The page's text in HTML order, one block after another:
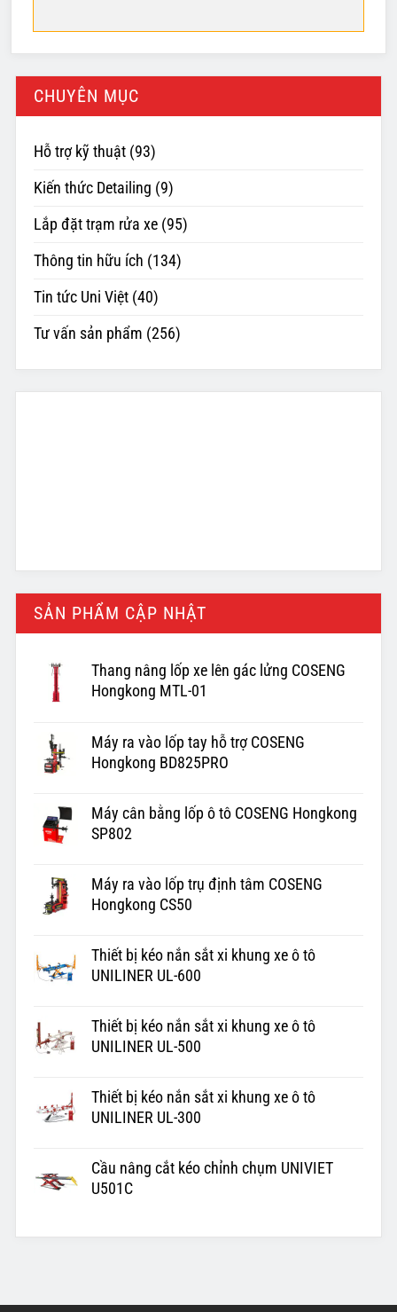
CHUYÊN MỤC
Hỗ trợ kỹ thuật (93)
Kiến thức Detailing (9)
Lắp đặt trạm rửa xe (95)
Thông tin hữu ích (134)
Tin tức Uni Việt (40)
Tư vấn sản phẩm (256)
SẢN PHẨM CẬP NHẬT
Thang nâng lốp xe lên gác lửng COSENG
Hongkong MTL-01
Máy ra vào lốp tay hỗ trợ COSENG
Hongkong BD825PRO
Máy cân bằng lốp ô tô COSENG Hongkong
SP802
Máy ra vào lốp trụ định tâm COSENG
Hongkong CS50
Thiết bị kéo nắn sắt xi khung xe ô tô
UNILINER UL-600
Thiết bị kéo nắn sắt xi khung xe ô tô
UNILINER UL-500
Thiết bị kéo nắn sắt xi khung xe ô tô
UNILINER UL-300
Cầu nâng cắt kéo chỉnh chụm UNIVIET
U501C